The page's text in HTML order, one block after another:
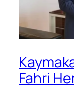
Fahri